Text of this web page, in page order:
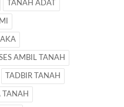
TANAH ADAT
AMBIL TANAH
TADBIR TANAH
TANAH